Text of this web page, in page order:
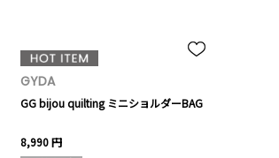
GYDA
GG bijou quilting ミニショルダーBAG
8,990 円